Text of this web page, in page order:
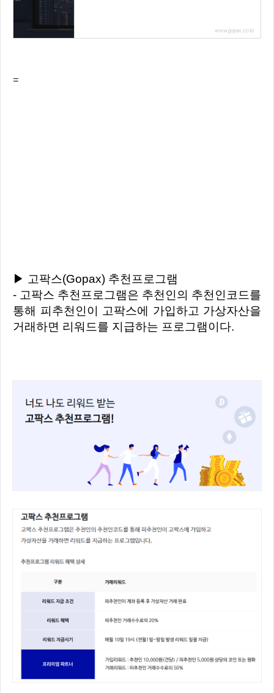
www.gopax.co.kr
=
▶ 고팍스(Gopax) 추천프로그램
- 고팍스 추천프로그램은 추천인의 추천인코드를
통해 피추천인이 고팍스에 가입하고 가상자산을
거래하면 리워드를 지급하는 프로그램이다.